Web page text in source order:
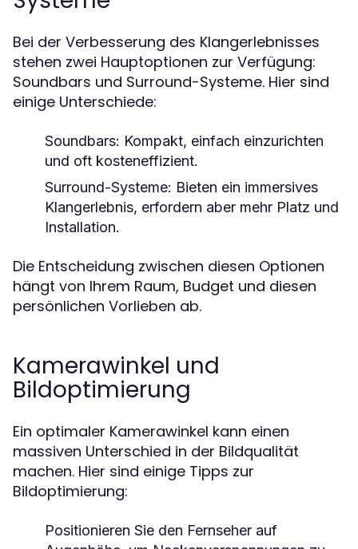
Bei der Verbesserung des Klangerlebnisses
stehen zwei Hauptoptionen zur Verfügung:
Soundbars und Surround-Systeme. Hier sind
einige Unterschiede:
Soundbars: Kompakt, einfach einzurichten
und oft kosteneffizient.
Surround-Systeme: Bieten ein immersives
Klangerlebnis, erfordern aber mehr Platz und
Installation.
Die Entscheidung zwischen diesen Optionen
hängt von Ihrem Raum, Budget und diesen
persönlichen Vorlieben ab.
Kamerawinkel und
Bildoptimierung
Ein optimaler Kamerawinkel kann einen
massiven Unterschied in der Bildqualität
machen. Hier sind einige Tipps zur
Bildoptimierung:
Positionieren Sie den Fernseher auf